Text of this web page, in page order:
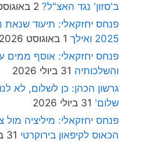
ב'סזון' נגד האצ"ל? 2 באוגוסט 2026
פנחס יחזקאלי: תיעוד שנאת
2025 ואילך
1 באוגוסט 2026
פנחס יחזקאלי: אוסף ממים
והשלכותיה 31 ביולי 2026
גרשון הכהן: כן לשלום, לא
שלום' 31 ביולי 2026
פנחס יחזקאלי: מיליציה מול
הכאוס לקיפאון בירוקרטי 31 ביולי 2026